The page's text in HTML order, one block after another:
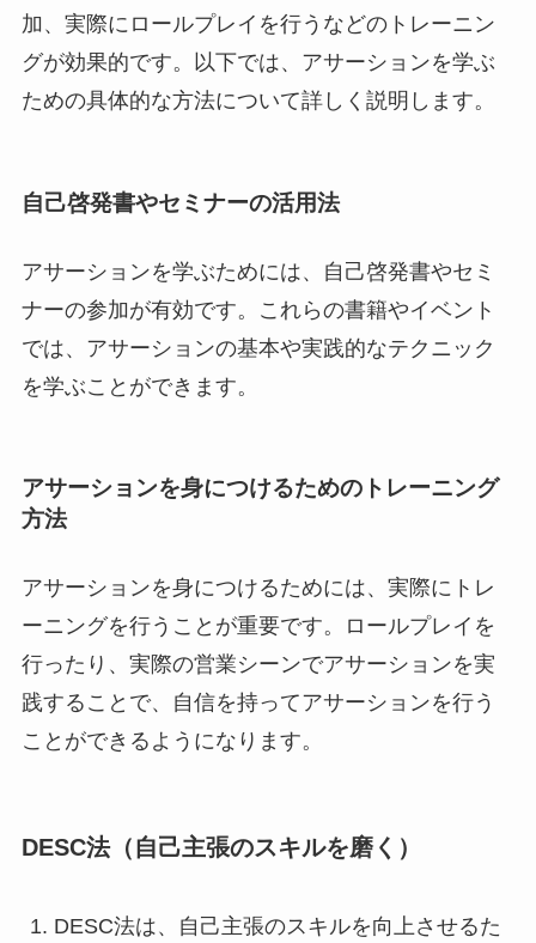
加、実際にロールプレイを行うなどのトレーニン
グが効果的です。以下では、アサーションを学ぶ
ための具体的な方法について詳しく説明します。
自己啓発書やセミナーの活用法
アサーションを学ぶためには、自己啓発書やセミ
ナーの参加が有効です。これらの書籍やイベント
では、アサーションの基本や実践的なテクニック
を学ぶことができます。
アサーションを身につけるためのトレーニング
方法
アサーションを身につけるためには、実際にトレ
ーニングを行うことが重要です。ロールプレイを
行ったり、実際の営業シーンでアサーションを実
践することで、自信を持ってアサーションを行う
ことができるようになります。
DESC法（自己主張のスキルを磨く）
DESC法は、自己主張のスキルを向上させるた